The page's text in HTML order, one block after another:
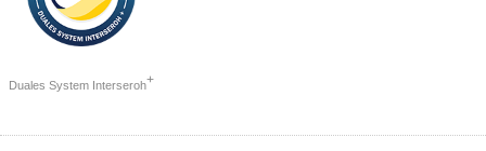
Duales System Interseroh+